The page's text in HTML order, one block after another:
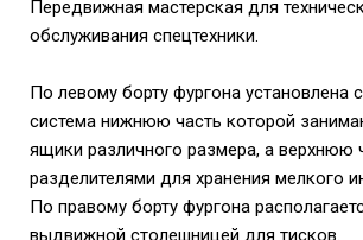
Передвижная мастерская для
обслуживания спецтехники.
По левому борту фургона установлена
система нижнюю часть которой
ящики различного размера, а верхнюю
разделителями для хранения мелкого
По правому борту фургона
выдвижной столешницей для тисков.